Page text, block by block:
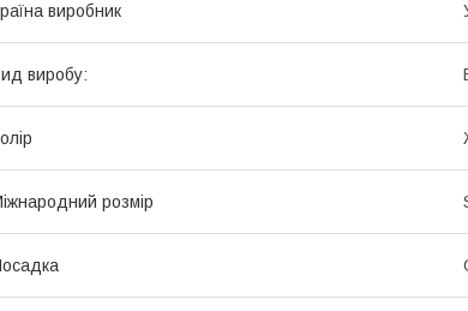
виробник
виробу:
розмір